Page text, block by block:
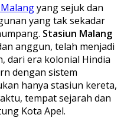
yang sejuk dan
yang tak sekadar
Stasiun Malang
anggun, telah menjadi
dari era kolonial Hindia
dengan sistem
hanya stasiun kereta,
tempat sejarah dan
Kota Apel.